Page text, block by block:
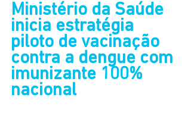
Ministério da Saúde
inicia estratégia
piloto de vacinação
contra a dengue com
imunizante 100%
nacional